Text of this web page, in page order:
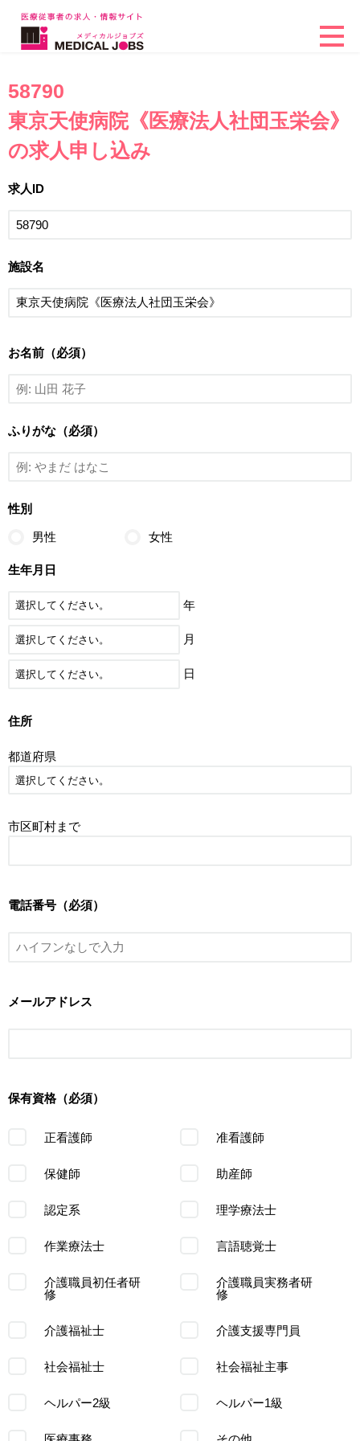
58790
東京天使病院《医療法人社団玉栄会》
の求人申し込み
求人ID
施設名
お名前（必須）
ふりがな（必須）
性別
男性 女性
生年月日
年
月
日
住所
都道府県
市区町村まで
電話番号（必須）
メールアドレス
保有資格（必須）
正看護師 准看護師
保健師 助産師
認定系 理学療法士
作業療法士 言語聴覚士
介護職員初任者研
修
介護職員実務者研
修
介護福祉士 介護支援専門員
社会福祉士 社会福祉主事
ヘルパー2級 ヘルパー1級